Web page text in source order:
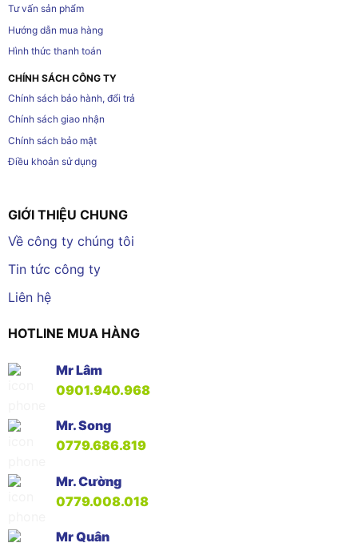
Tư vấn sản phẩm
Hướng dẫn mua hàng
Hình thức thanh toán
CHÍNH SÁCH CÔNG TY
Chính sách bảo hành, đổi trả
Chính sách giao nhận
Chính sách bảo mật
Điều khoản sử dụng
GIỚI THIỆU CHUNG
Về công ty chúng tôi
Tin tức công ty
Liên hệ
HOTLINE MUA HÀNG
Mr Lâm
0901.940.968
Mr. Song
0779.686.819
Mr. Cường
0779.008.018
Mr Quân